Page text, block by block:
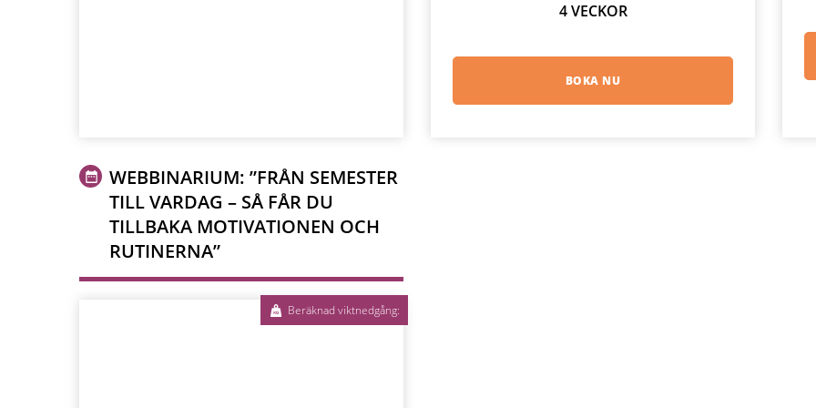
4 VECKOR
BOKA NU
WEBBINARIUM: ”FRÅN SEMESTER
TILL VARDAG – SÅ FÅR DU
TILLBAKA MOTIVATIONEN OCH
RUTINERNA”
Beräknad viktnedgång: